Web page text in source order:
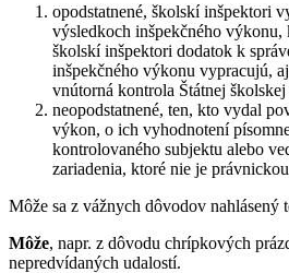
opodstatnené, školskí inšpektori
výsledkoch inšpekčného výkonu,
školskí inšpektori dodatok k
inšpekčného výkonu vypracujú,
vnútorná kontrola Štátnej školskej
neopodstatnené, ten, kto vydal
výkon, o ich vyhodnotení
kontrolovaného subjektu alebo
zariadenia, ktoré nie je
Môže sa z vážnych dôvodov nahlásený
Môže, napr. z dôvodu chrípkových
nepredvídaných udalostí.